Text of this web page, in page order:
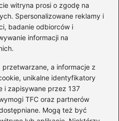
witryna prosi o zgodę na
Spersonalizowane reklamy i
badanie odbiorców i
informacji na
a informacje z
unikalne identyfikatory
i zapisywane przez 137
TFC oraz partnerów
Mogą też być